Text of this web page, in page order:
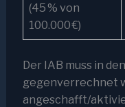
(45 % von
100.000 €)
Der IAB muss in
gegenverrechnet
angeschafft/